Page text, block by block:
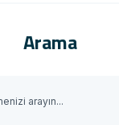
Arama